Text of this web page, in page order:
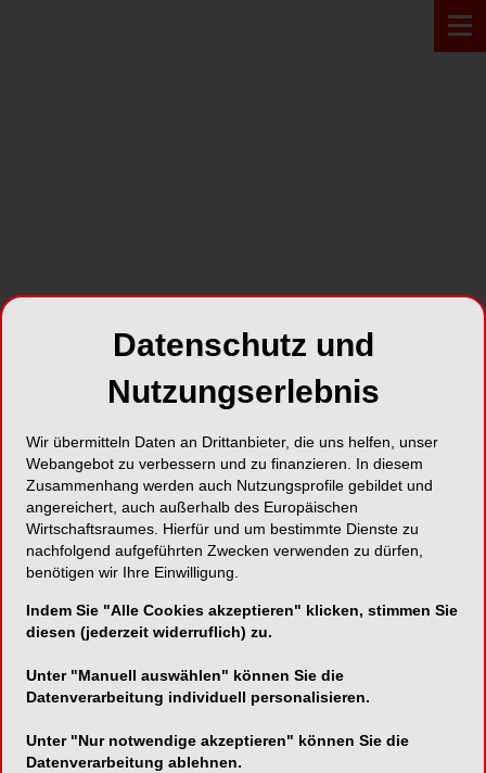
Zahnputztabletten
Joca Dental
Am Freudenberg 19
Telefon:
+49 (0)202 - 963 980 04
Fax:
+49 (0)202 – 963 980 07
E-Mail:
info@joca-dental.de
Datenschutz und
Nutzungserlebnis
Wir übermitteln Daten an Drittanbieter, die uns helfen, unser
Webangebot zu verbessern und zu finanzieren. In diesem
Zusammenhang werden auch Nutzungsprofile gebildet und
angereichert, auch außerhalb des Europäischen
Wirtschaftsraumes. Hierfür und um bestimmte Dienste zu
nachfolgend aufgeführten Zwecken verwenden zu dürfen,
benötigen wir Ihre Einwilligung.
Indem Sie "Alle Cookies akzeptieren" klicken, stimmen Sie
diesen (jederzeit widerruflich) zu.
Unter "Manuell auswählen" können Sie die
Datenverarbeitung individuell personalisieren.
Unter "Nur notwendige akzeptieren" können Sie die
Datenverarbeitung ablehnen.